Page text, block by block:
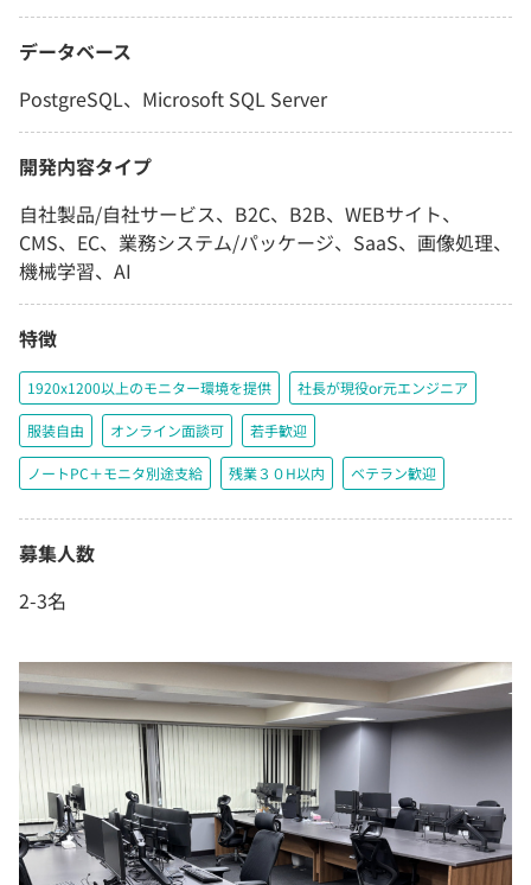
データベース
PostgreSQL、Microsoft SQL Server
開発内容タイプ
自社製品/自社サービス、B2C、B2B、WEBサイト、
CMS、EC、業務システム/パッケージ、SaaS、画像処理、
機械学習、AI
特徴
1920x1200以上のモニター環境を提供 社長が現役or元エンジニア
服装自由 オンライン面談可 若手歓迎
ノートPC＋モニタ別途支給 残業３０H以内 ベテラン歓迎
募集人数
2-3名